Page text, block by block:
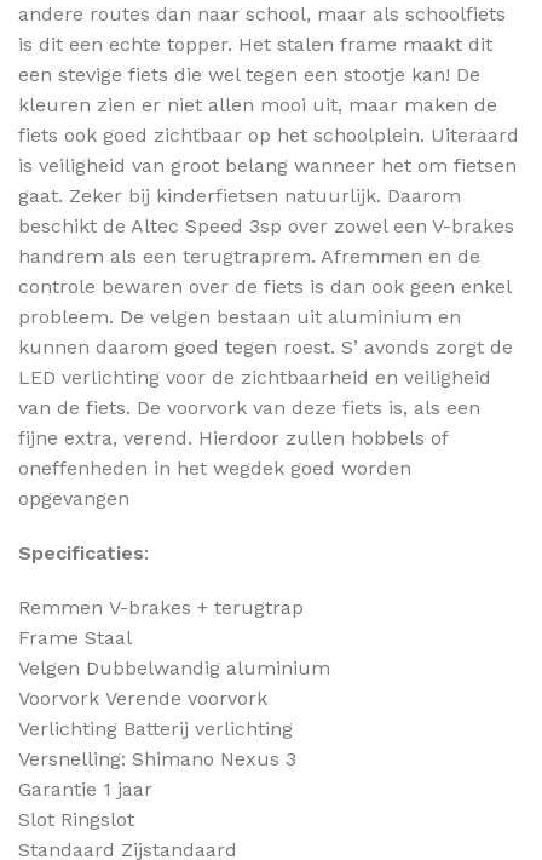
andere routes dan naar school, maar als schoolfiets
is dit een echte topper. Het stalen frame maakt dit
een stevige fiets die wel tegen een stootje kan! De
kleuren zien er niet allen mooi uit, maar maken de
fiets ook goed zichtbaar op het schoolplein. Uiteraard
is veiligheid van groot belang wanneer het om fietsen
gaat. Zeker bij kinderfietsen natuurlijk. Daarom
beschikt de Altec Speed 3sp over zowel een V-brakes
handrem als een terugtraprem. Afremmen en de
controle bewaren over de fiets is dan ook geen enkel
probleem. De velgen bestaan uit aluminium en
kunnen daarom goed tegen roest. S’ avonds zorgt de
LED verlichting voor de zichtbaarheid en veiligheid
van de fiets. De voorvork van deze fiets is, als een
fijne extra, verend. Hierdoor zullen hobbels of
oneffenheden in het wegdek goed worden
opgevangen
Specificaties:
Remmen V-brakes + terugtrap
Frame Staal
Velgen Dubbelwandig aluminium
Voorvork Verende voorvork
Verlichting Batterij verlichting
Versnelling: Shimano Nexus 3
Garantie 1 jaar
Slot Ringslot
Standaard Zijstandaard